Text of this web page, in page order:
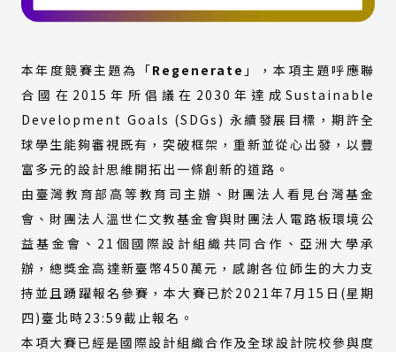
本年度競賽主題為「Regenerate 」，本項主題呼應聯
合國在2015年所倡議在2030年達成Sustainable
Development Goals (SDGs) 永續發展目標，期許全
球學生能夠審視既有，突破框架，重新並從心出發，以豐
富多元的設計思維開拓出一條創新的道路。
由臺灣教育部高等教育司主辦、財團法人看見台灣基金
會、財團法人溫世仁文教基金會與財團法人電路板環境公
益基金會、21個國際設計組織共同合作、亞洲大學承
辦，總獎金高達新臺幣450萬元，感謝各位師生的大力支
持並且踴躍報名參賽，本大賽已於2021年7月15日(星期
四)臺北時23:59截止報名。
本項大賽已經是國際設計組織合作及全球設計院校參與度